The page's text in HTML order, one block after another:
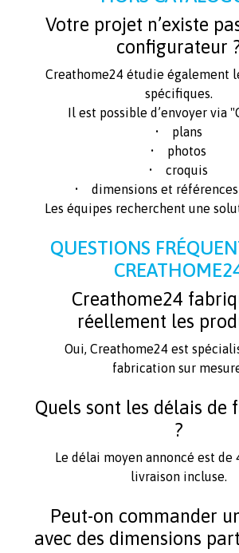
Votre projet n’existe
configurateur
Creathome24 étudie également
spécifiques.
Il est possible d’envoyer via
• plans
• photos
• croquis
• dimensions et références
Les équipes recherchent une
QUESTIONS
Creathome24
réellement les
Oui, Creathome24 est
fabrication sur
Quels sont les délais de
?
Le délai moyen annoncé est de
livraison incluse.
Peut-on commander
avec des dimensions